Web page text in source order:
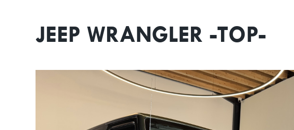
JEEP WRANGLER -TOP-